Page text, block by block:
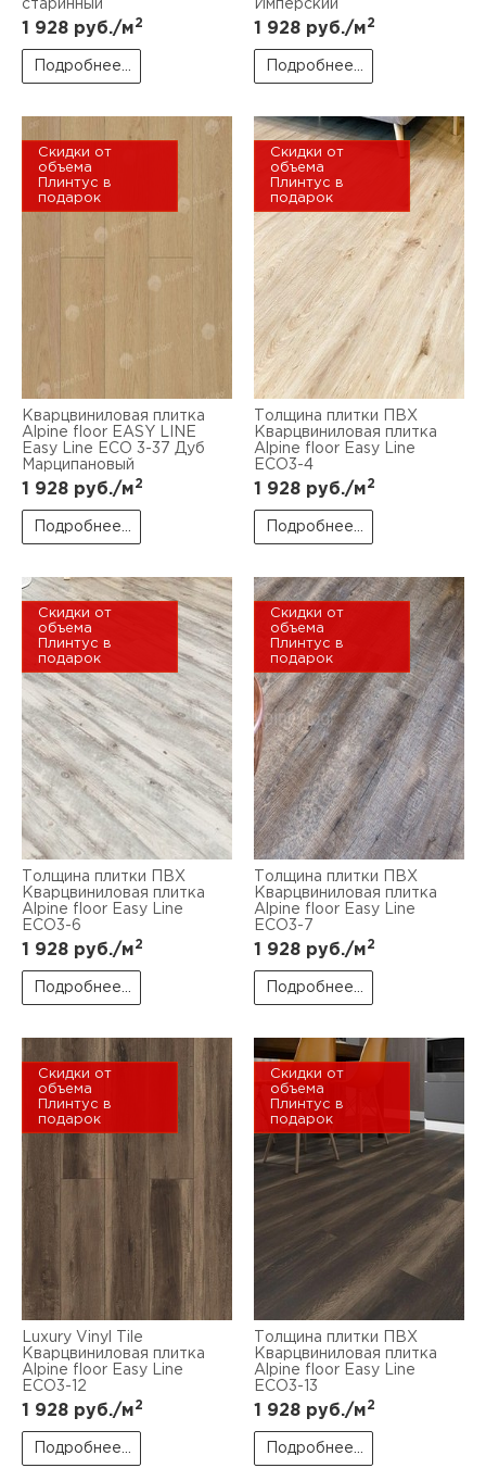
старинный
1 928 руб./м2
Подробнее...
Имперский
1 928 руб./м2
Подробнее...
Скидки от
объема
Плинтус в
подарок
Кварцвиниловая плитка
Alpine floor EASY LINE
Easy Line ЕСО 3-37 Дуб
Марципановый
1 928 руб./м2
Подробнее...
Скидки от
объема
Плинтус в
подарок
Толщина плитки ПВХ
Кварцвиниловая плитка
Alpine floor Easy Line
ЕСО3-4
1 928 руб./м2
Подробнее...
Скидки от
объема
Плинтус в
подарок
Толщина плитки ПВХ
Кварцвиниловая плитка
Alpine floor Easy Line
ЕСО3-6
1 928 руб./м2
Подробнее...
Скидки от
объема
Плинтус в
подарок
Толщина плитки ПВХ
Кварцвиниловая плитка
Alpine floor Easy Line
ЕСО3-7
1 928 руб./м2
Подробнее...
Скидки от
объема
Плинтус в
подарок
Luxury Vinyl Tile
Кварцвиниловая плитка
Alpine floor Easy Line
ЕСО3-12
1 928 руб./м2
Подробнее...
Скидки от
объема
Плинтус в
подарок
Толщина плитки ПВХ
Кварцвиниловая плитка
Alpine floor Easy Line
ЕСО3-13
1 928 руб./м2
Подробнее...